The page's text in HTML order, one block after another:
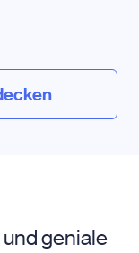
und geniale